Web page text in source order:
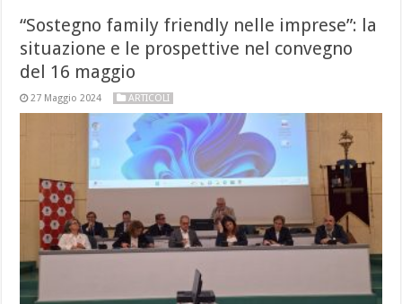
“Sostegno family friendly nelle imprese”: la
situazione e le prospettive nel convegno
del 16 maggio
27 Maggio 2024 ARTICOLI